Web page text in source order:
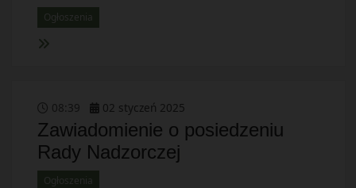
Ogłoszenia
08 39 02 styczeń 2025
Zawiadomienie o posiedzeniu
Rady Nadzorczej
Ogłoszenia